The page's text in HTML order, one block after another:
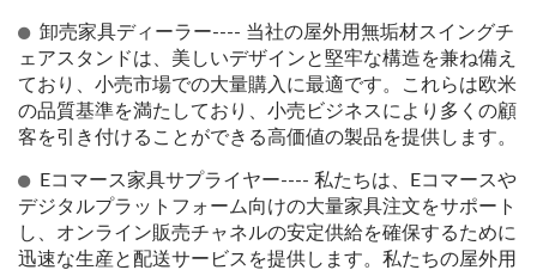
卸売家具ディーラー---- 当社の屋外用無垢材スイングチ
ェアスタンドは、美しいデザインと堅牢な構造を兼ね備え
ており、小売市場での大量購入に最適です。これらは欧米
の品質基準を満たしており、小売ビジネスにより多くの顧
客を引き付けることができる高価値の製品を提供します。
Eコマース家具サプライヤー---- 私たちは、Eコマースや
デジタルプラットフォーム向けの大量家具注文をサポート
し、オンライン販売チャネルの安定供給を確保するために
迅速な生産と配送サービスを提供します。私たちの屋外用